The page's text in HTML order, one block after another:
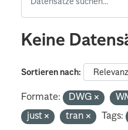
Keine
Sortieren nach
Formate: DWG
just
tran Tags: